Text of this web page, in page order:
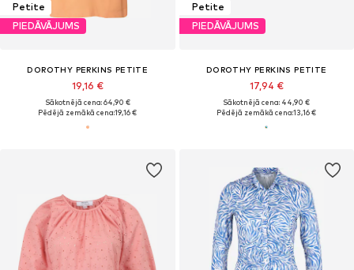
Petite
PIEDĀVĀJUMS
DOROTHY PERKINS PETITE
19,16 €
Sākotnējā cena: 64,90 €
Pēdējā zemākā cena:19,16 €
Petite
PIEDĀVĀJUMS
DOROTHY PERKINS PETITE
17,94 €
Sākotnējā cena: 44,90 €
Pēdējā zemākā cena:13,16 €